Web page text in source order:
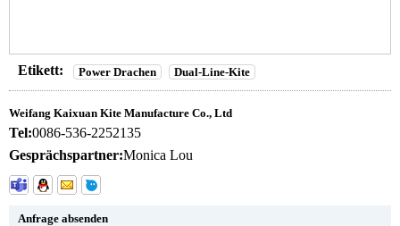
Etikett: Power Drachen Dual-Line-Kite
Weifang Kaixuan Kite Manufacture Co., Ltd
Tel:0086-536-2252135
Gesprächspartner:Monica Lou
Anfrage absenden